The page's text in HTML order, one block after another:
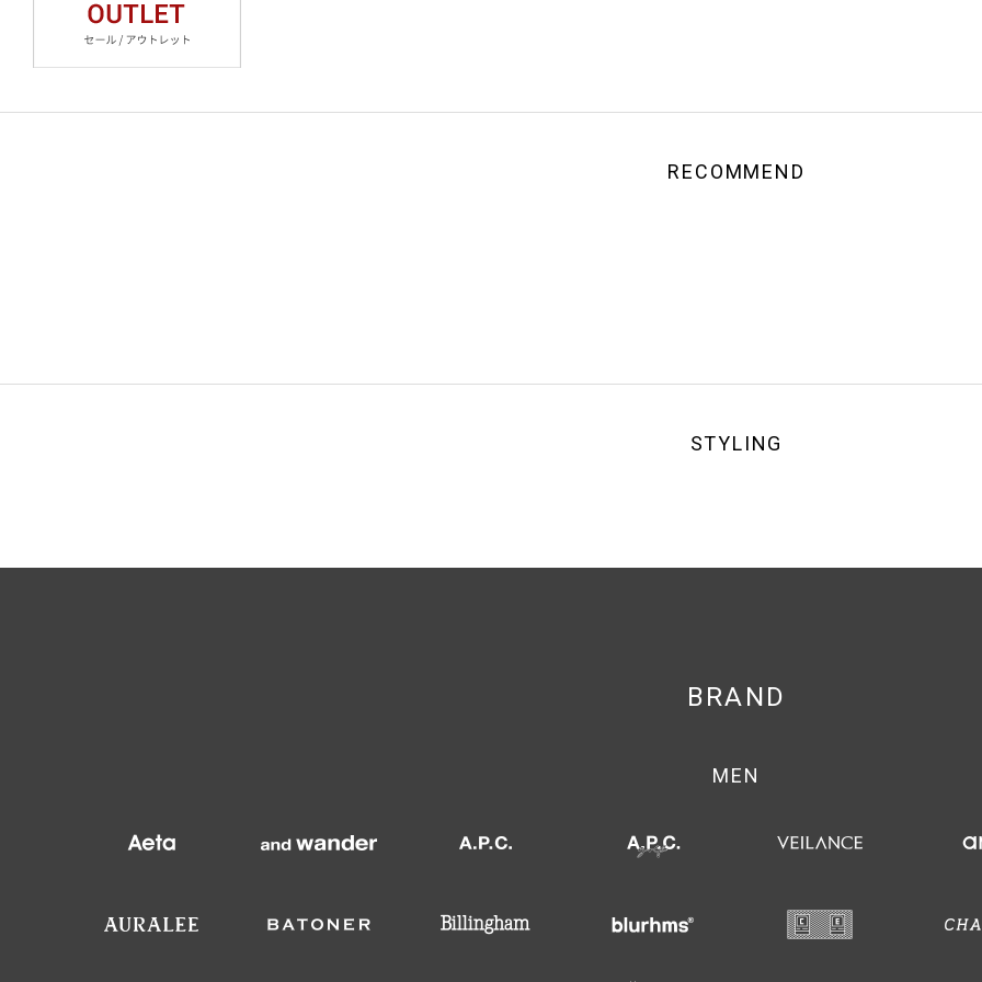
RECOMMEND
STYLING
BRAND
MEN